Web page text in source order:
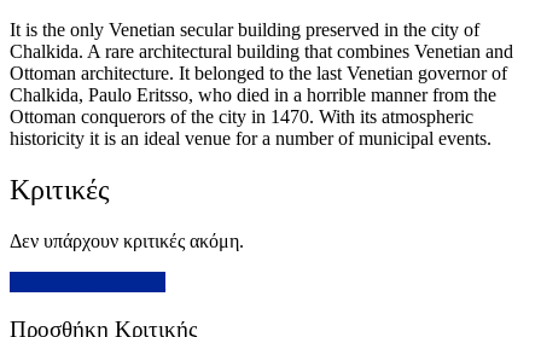
It is the only Venetian secular building preserved in the city of
Chalkida. A rare architectural building that combines Venetian and
Ottoman architecture. It belonged to the last Venetian governor of
Chalkida, Paulo Eritsso, who died in a horrible manner from the
Ottoman conquerors of the city in 1470. With its atmospheric
historicity it is an ideal venue for a number of municipal events.
Κριτικές
Δεν υπάρχουν κριτικές ακόμη.
Προσθήκη Κριτικής